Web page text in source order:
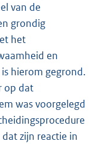
van de
grondig
het
en
hierom gegrond.
op dat
was voorgelegd
zijn reactie in